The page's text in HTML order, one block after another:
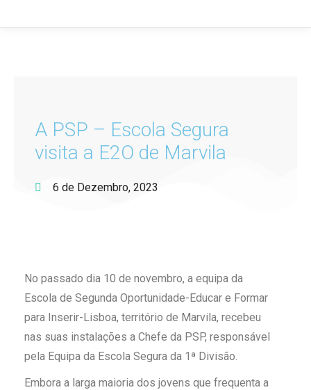
A PSP – Escola Segura
visita a E2O de Marvila
6 de Dezembro, 2023
No passado dia 10 de novembro, a equipa da
Escola de Segunda Oportunidade-Educar e Formar
para Inserir-Lisboa, território de Marvila, recebeu
nas suas instalações a Chefe da PSP, responsável
pela Equipa da Escola Segura da 1ª Divisão.
Embora a larga maioria dos jovens que frequenta a